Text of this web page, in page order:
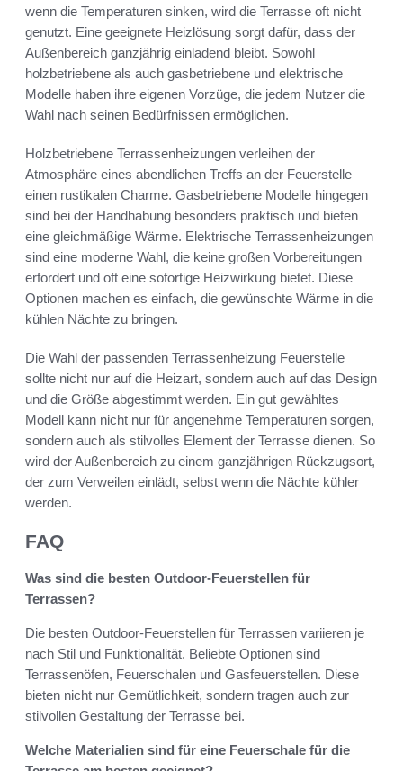
wenn die Temperaturen sinken, wird die Terrasse oft nicht
genutzt. Eine geeignete Heizlösung sorgt dafür, dass der
Außenbereich ganzjährig einladend bleibt. Sowohl
holzbetriebene als auch gasbetriebene und elektrische
Modelle haben ihre eigenen Vorzüge, die jedem Nutzer die
Wahl nach seinen Bedürfnissen ermöglichen.
Holzbetriebene Terrassenheizungen verleihen der
Atmosphäre eines abendlichen Treffs an der Feuerstelle
einen rustikalen Charme. Gasbetriebene Modelle hingegen
sind bei der Handhabung besonders praktisch und bieten
eine gleichmäßige Wärme. Elektrische Terrassenheizungen
sind eine moderne Wahl, die keine großen Vorbereitungen
erfordert und oft eine sofortige Heizwirkung bietet. Diese
Optionen machen es einfach, die gewünschte Wärme in die
kühlen Nächte zu bringen.
Die Wahl der passenden Terrassenheizung Feuerstelle
sollte nicht nur auf die Heizart, sondern auch auf das Design
und die Größe abgestimmt werden. Ein gut gewähltes
Modell kann nicht nur für angenehme Temperaturen sorgen,
sondern auch als stilvolles Element der Terrasse dienen. So
wird der Außenbereich zu einem ganzjährigen Rückzugsort,
der zum Verweilen einlädt, selbst wenn die Nächte kühler
werden.
FAQ
Was sind die besten Outdoor-Feuerstellen für
Terrassen?
Die besten Outdoor-Feuerstellen für Terrassen variieren je
nach Stil und Funktionalität. Beliebte Optionen sind
Terrassenöfen, Feuerschalen und Gasfeuerstellen. Diese
bieten nicht nur Gemütlichkeit, sondern tragen auch zur
stilvollen Gestaltung der Terrasse bei.
Welche Materialien sind für eine Feuerschale für die